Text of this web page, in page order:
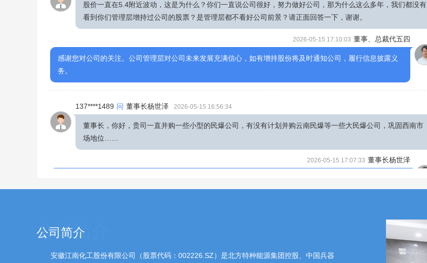
股价一直在5.4附近波动，这是为什么？你们一直说公司很好，努力做好公司，那为什么这么多年，我们都没有
看到你们管理层增持过公司的股票？是管理层都不看好公司前景？请正面回答一下，谢谢。
2026-05-15 17:10:03 董事、总裁代五四
感谢您对公司的关注。公司管理层对公司未来发展充满信心，如有增持股份将及时通知公司，履行信息披露义
务。
137****1489 问 董事长杨世泽 2026-05-15 16:56:34
董事长，你好，贵司一直并购一些小型的民爆公司，有没有计划并购云南民爆等一些大民爆公司，巩固西南市
场地位……
2026-05-15 17:07:33 董事长杨世泽
发展和高水平安全，推动民爆行业向高端化、智能化、绿色化方向转型，实现民爆行业发展质量和本质安全水
产能布局更加优化；产品质量保障能力和有效供给能力显著增强。 近年来，本公司紧抓民爆行业重组整合的战
略“窗口期”，积极响应并深度践行工业和信息化部关于民爆行业的重组整合战略部署，系统推进内外部并购重
组与资源整合，本公司并购重组事项严格遵守上市公司信息披露相关规则履行信息披露义务。感谢您对公司的
公司简介
安徽江南化工股份有限公司（股票代码：002226.SZ）是北方特种能源集团控股、中国兵器